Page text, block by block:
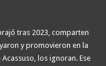
tras 2023, comparten
y promovieron en la
los ignoran. Ese